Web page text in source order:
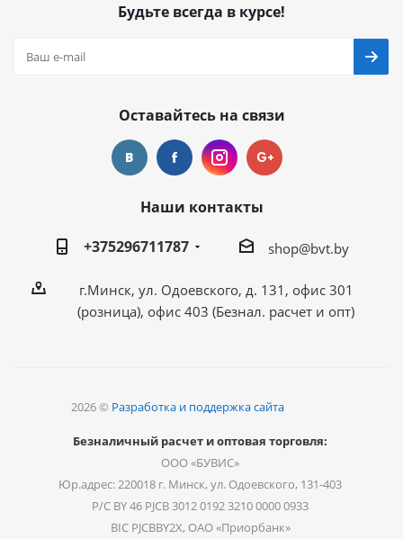
Будьте всегда в курсе!
Оставайтесь на связи
Наши контакты
+375296711787
shop@bvt.by
г.Минск, ул. Одоевского, д. 131, офис 301
(розница), офис 403 (Безнал. расчет и опт)
2026 © Разработка и поддержка сайта
Безналичный расчет и оптовая торговля:
ООО «БУВИС»
Юр.адрес: 220018 г. Минск, ул. Одоевского, 131-403
Р/С BY 46 PJCB 3012 0192 3210 0000 0933
BIC PJCBBY2X, ОАО «Приорбанк»